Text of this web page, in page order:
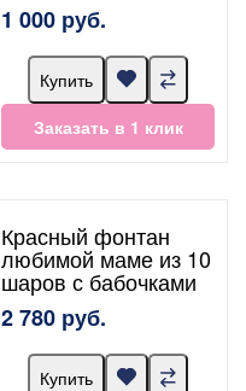
1 000 руб.
Купить
Заказать в 1 клик
Красный фонтан
любимой маме из 10
шаров с бабочками
2 780 руб.
Купить